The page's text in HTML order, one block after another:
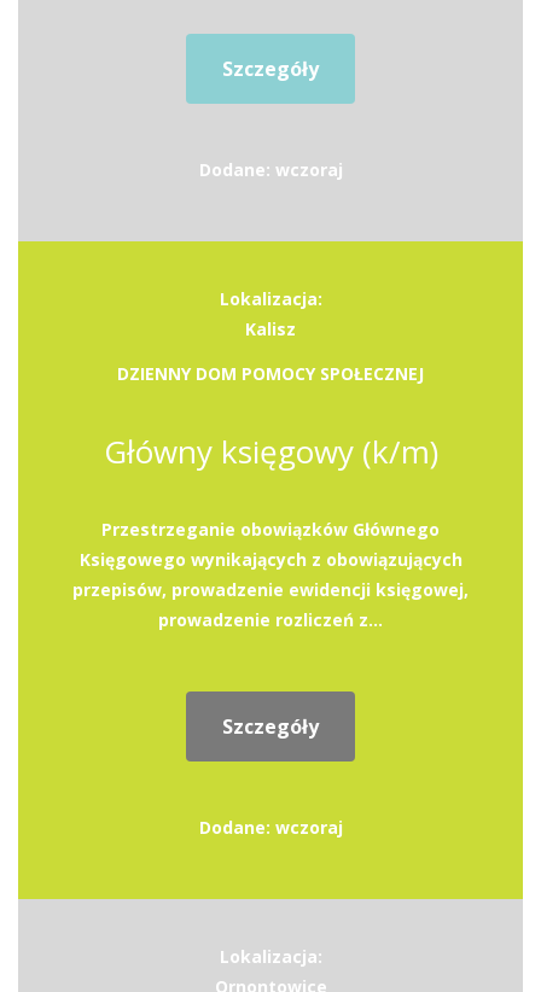
Szczegóły
Dodane: wczoraj
Lokalizacja:
Kalisz
DZIENNY DOM POMOCY SPOŁECZNEJ
Główny księgowy (k/m)
Przestrzeganie obowiązków Głównego
Księgowego wynikających z obowiązujących
przepisów, prowadzenie ewidencji księgowej,
prowadzenie rozliczeń z...
Szczegóły
Dodane: wczoraj
Lokalizacja:
Ornontowice